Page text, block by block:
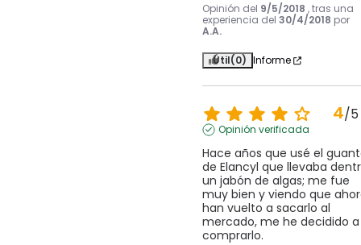
Opinión del 9/5/2018 , tras una
experiencia del 30/4/2018 por
A.A.
Útil(0) Informe
4/5
Opinión verificada
Hace años que usé el
de Elancyl que llevaba
un jabón de algas; me fue
muy bien y viendo que
han vuelto a sacarlo al
mercado, me he decidido a
comprarlo.